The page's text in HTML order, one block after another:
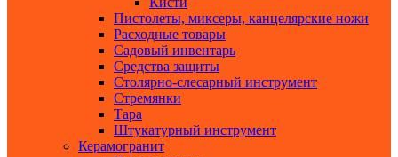
Пистолеты, миксеры, канцелярские ножи
Расходные товары
Садовый инвентарь
Средства защиты
Столярно-слесарный инструмент
Стремянки
Тара
Штукатурный инструмент
Керамогранит